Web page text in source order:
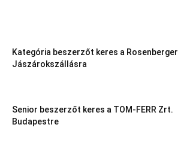
Kategória beszerzőt keres a Rosenberger
Jászárokszállásra
Senior beszerzőt keres a TOM-FERR Zrt.
Budapestre